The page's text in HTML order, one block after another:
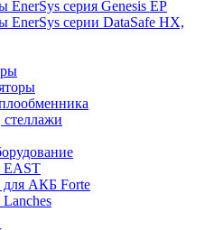
EnerSys серия Genesis EP
EnerSys серии DataSafe HX,
EAST
АКБ Forte